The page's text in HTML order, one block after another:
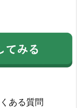
ある質問